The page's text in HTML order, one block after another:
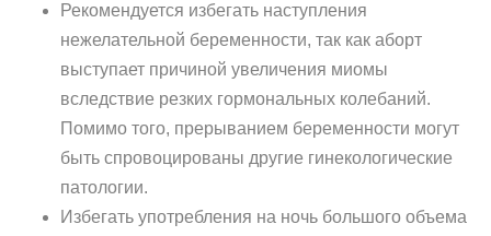
Рекомендуется избегать наступления
нежелательной беременности, так как аборт
выступает причиной увеличения миомы
вследствие резких гормональных колебаний.
Помимо того, прерыванием беременности могут
быть спровоцированы другие гинекологические
патологии.
Избегать употребления на ночь большого объема